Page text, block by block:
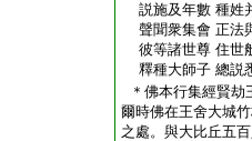
説施及年數 種姓
聲聞衆集會 正法
彼等諸世尊 住世
釋種大師子 總説
＊佛本行集經賢劫
爾時佛在王舍大城
之處。與大比丘五